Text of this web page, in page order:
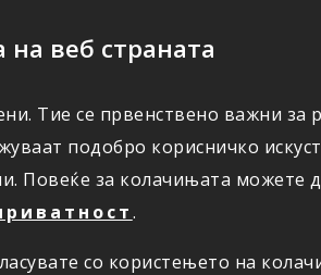
веб страната
Тие се првенствено важни за
подобро корисничко
Повеќе за колачињата можете
.
со користењето на
ЗА НАС